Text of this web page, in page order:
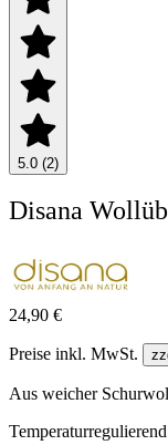
5.0 (2)
Disana
24,90 €
Preise inkl. MwSt.
Aus weicher